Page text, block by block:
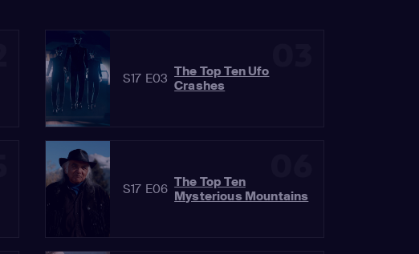
S17 E03 The Top Ten Ufo
Crashes
S17 E06 The Top Ten
Mysterious Mountains